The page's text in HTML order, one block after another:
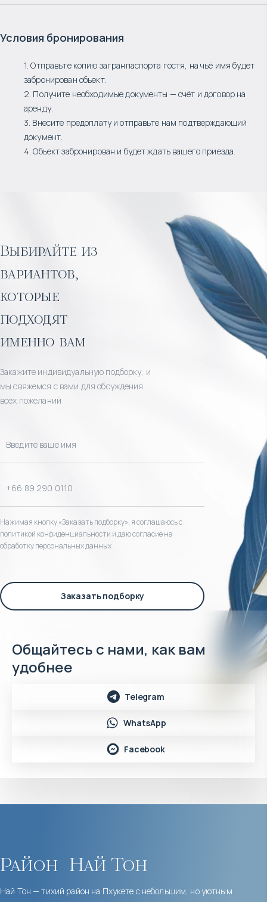
Условия бронирования
1. Отправьте копию загранпаспорта гостя, на чьё имя будет
забронирован объект.
2. Получите необходимые документы — счёт и договор на
аренду.
3. Внесите предоплату и отправьте нам подтверждающий
документ.
4. Объект забронирован и будет ждать вашего приезда.
Выбирайте из
вариантов,
которые
подходят
именно вам
Закажите индивидуальную подборку, и
мы свяжемся с вами для обсуждения
всех пожеланий
Нажимая кнопку «Заказать подборку», я соглашаюсь с
политикой конфиденциальности и даю согласие на
обработку персональных данных
Заказать подборку
Общайтесь с нами, как вам
удобнее
Telegram
WhatsApp
Facebook
Район Най Тон
Най Тон — тихий район на Пхукете с небольшим, но уютным